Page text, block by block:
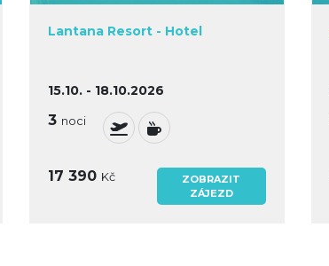
Lantana Resort - Hotel
15.10. - 18.10.2026
3 noci
17 390 Kč
ZOBRAZIT
ZÁJEZD